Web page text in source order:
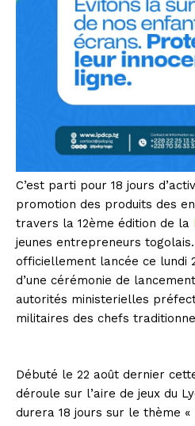
C’est parti pour 18 jours
promotion des produits des
travers la 12ème édition de la
jeunes entrepreneurs togolais.
officiellement lancée ce lundi
d’une cérémonie de
autorités ministerielles
militaires des chefs
Débuté le 22 août dernier
déroule sur l’aire de jeux du
durera 18 jours sur le thème «